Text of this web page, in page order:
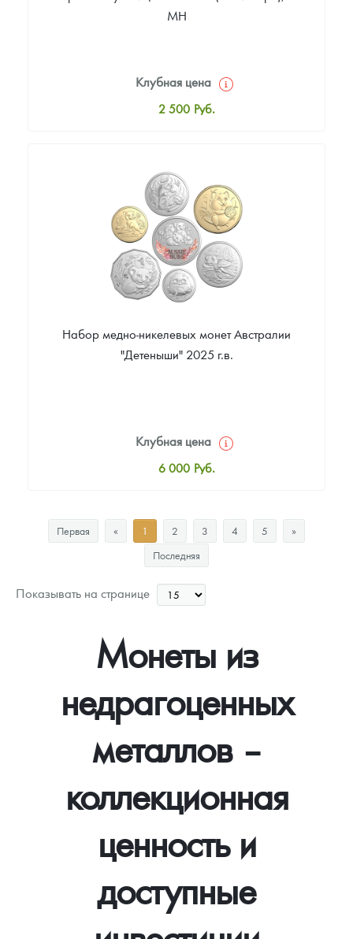
МН
Клубная цена
2 500 Руб.
Цена выкупа
Звоните
Набор медно-никелевых монет Австралии
"Детеныши" 2025 г.в.
Клубная цена
6 000 Руб.
6 500 Руб.
Цена выкупа
Звоните
Первая « 1 2 3 4 5
»
Последняя
Показывать на странице
Монеты из
недрагоценных
металлов –
коллекционная
ценность и
доступные